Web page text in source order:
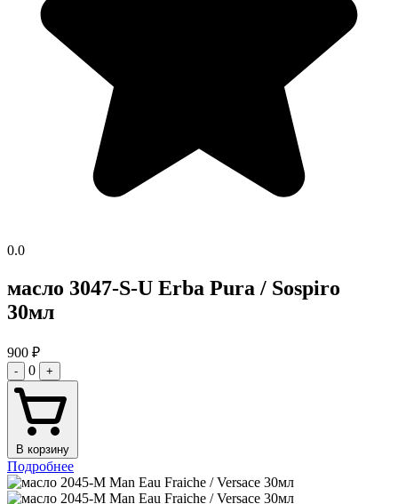
0.0
масло 3047-S-U Erba Pura / Sospiro
30мл
900 ₽
- 0 +
В корзину
Подробнее